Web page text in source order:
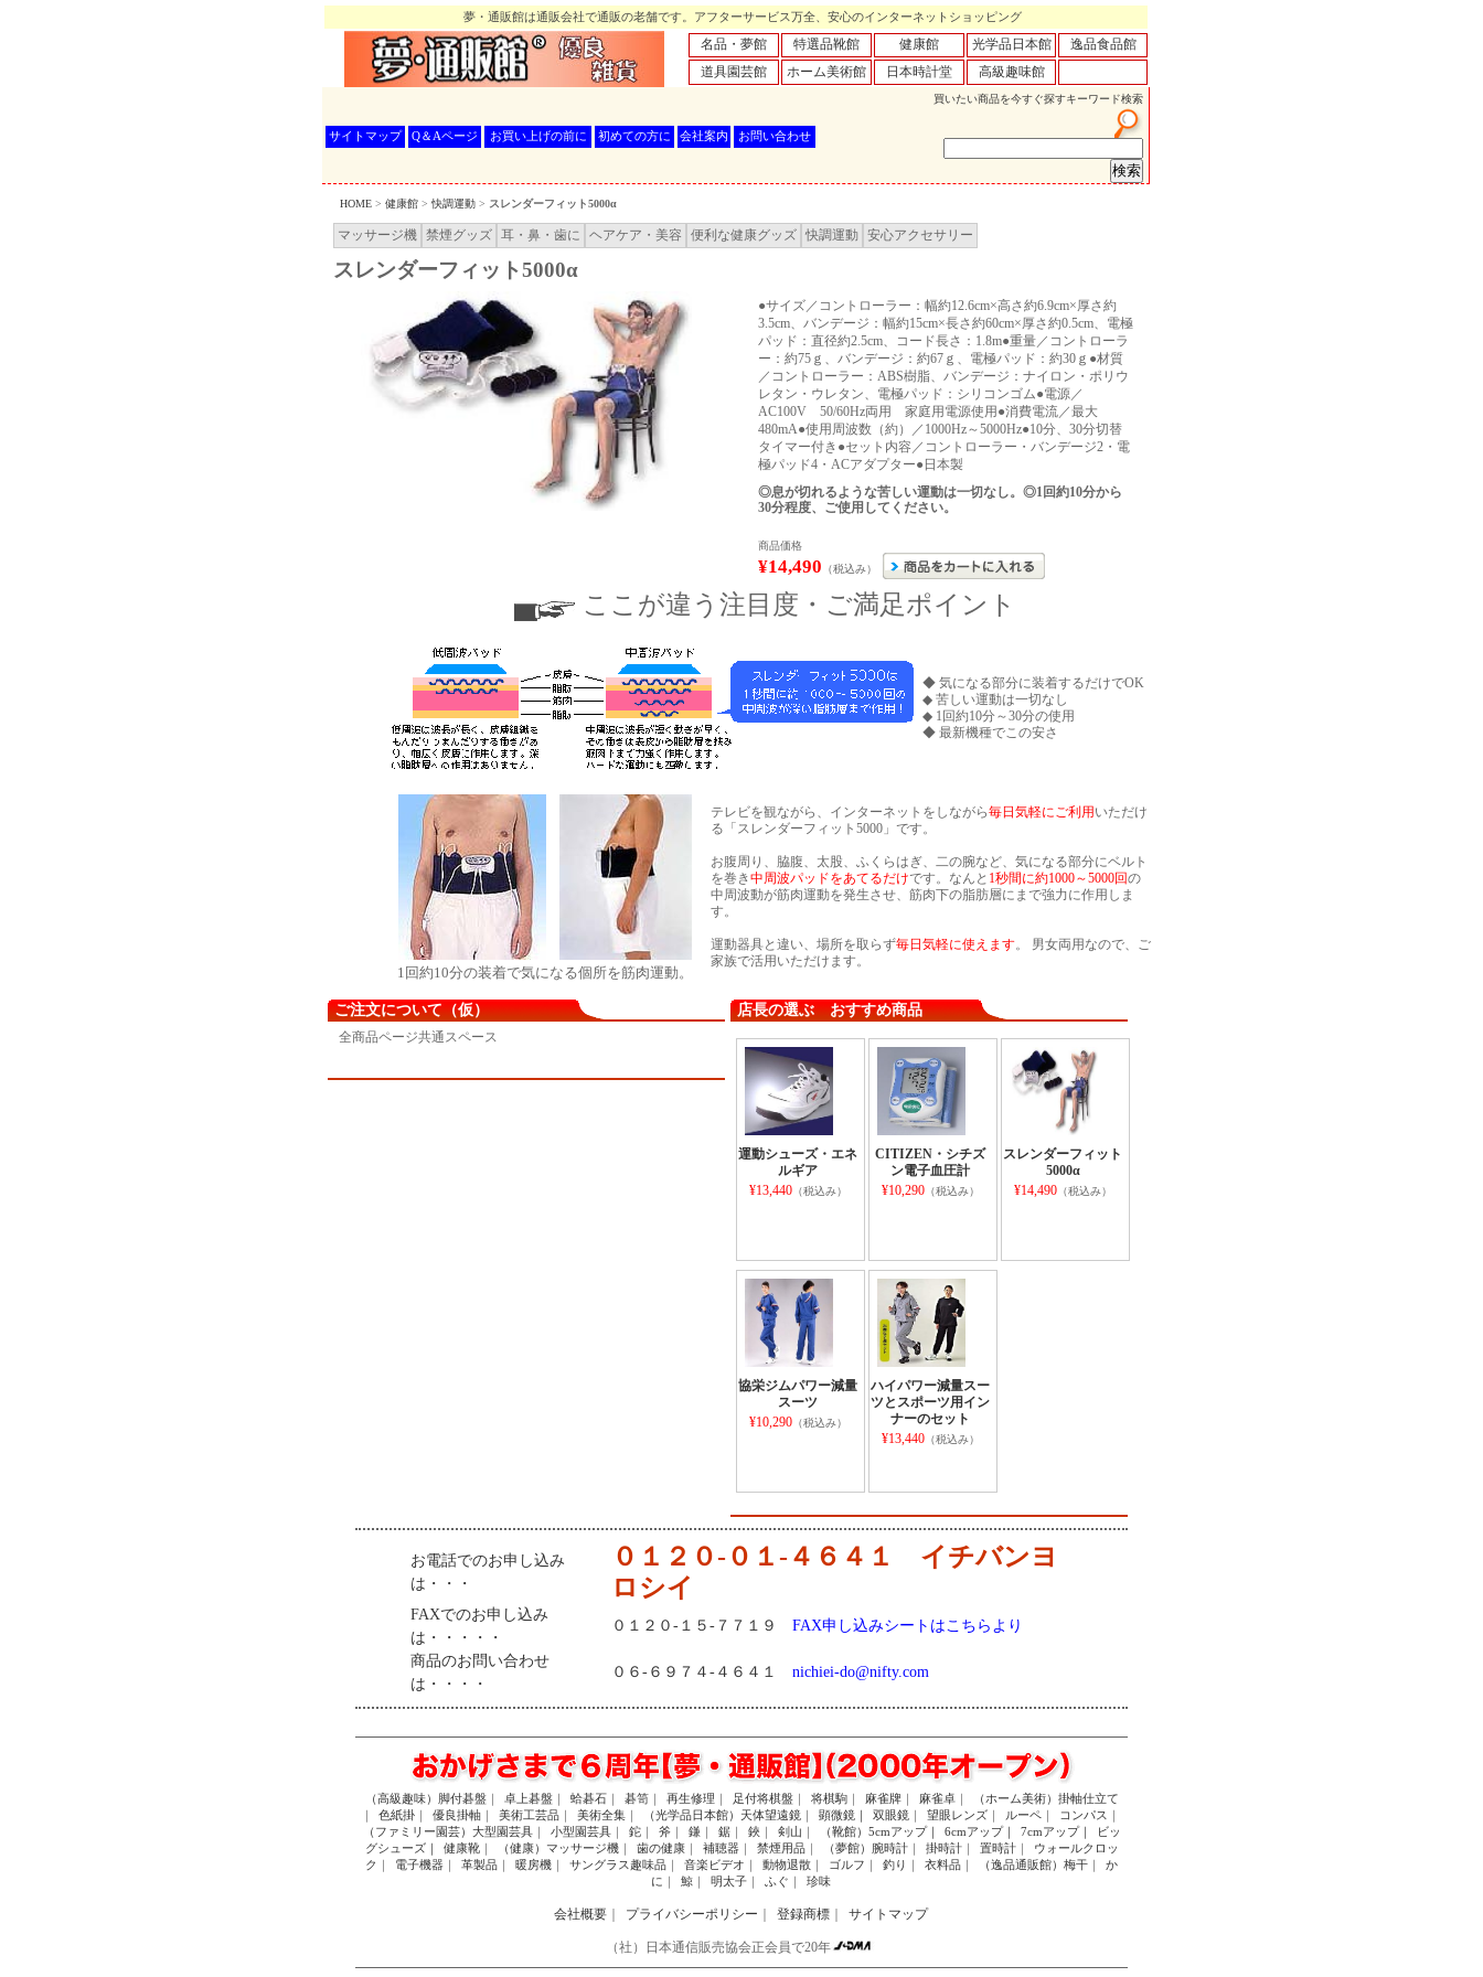
夢・通販館は通販会社で通販の老舗です。アフターサービス万全、安心のインターネットショッピング
名品・夢館 特選品靴館 健康館 光学品日本館
逸品食品館
道具園芸館
ホーム美術館 日本時計堂 高級趣味館
サイトマップ Q＆Aページ お買い上げの前に 初めての方に 会社案内 お問い合わせ
買いたい商品を今すぐ探すキーワード検索
HOME > 健康館 > 快調運動 > スレンダーフィット5000α
マッサージ機 禁煙グッズ 耳・鼻・歯に ヘアケア・美容 便利な健康グッズ 快調運動 安心アクセサリー
スレンダーフィット5000α
●サイズ／コントローラー：幅約12.6cm×高さ約6.9cm×厚さ約
3.5cm、バンデージ：幅約15cm×長さ約60cm×厚さ約0.5cm、電極
パッド：直径約2.5cm、コード長さ：1.8m●重量／コントローラ
ー：約75ｇ、バンデージ：約67ｇ、電極パッド：約30ｇ●材質
／コントローラー：ABS樹脂、バンデージ：ナイロン・ポリウ
レタン・ウレタン、電極パッド：シリコンゴム●電源／
AC100V 50/60Hz両用 家庭用電源使用●消費電流／最大
480mA●使用周波数（約）／1000Hz～5000Hz●10分、30分切替
タイマー付き●セット内容／コントローラー・バンデージ2・電
極パッド4・ACアダプター●日本製
◎息が切れるような苦しい運動は一切なし。◎1回約10分から
30分程度、ご使用してください。
商品価格
¥14,490 （税込み）
ここが違う注目度・ご満足ポイント
◆ 気になる部分に装着するだけでOK
◆ 苦しい運動は一切なし
◆ 1回約10分～30分の使用
◆ 最新機種でこの安さ
1回約10分の装着で気になる個所を筋肉運動。
テレビを観ながら、インターネットをしながら毎日気軽にご利用 いただけ
る「スレンダーフィット5000」です。
お腹周り、脇腹、太股、ふくらはぎ、二の腕など、気になる部分にベルト
を巻き中周波パッドをあてるだけです。なんと 1秒間に約1000～5000回の
中周波動が筋肉運動を発生させ、筋肉下の脂肪層にまで強力に作用しま
す。
運動器具と違い、場所を取らず毎日気軽に使えます。 男女両用なので、ご
家族で活用いただけます。
ご注文について（仮）
全商品ページ共通スペース
店長の選ぶ おすすめ商品
運動シューズ・エネ
ルギア
¥13,440（税込み）
CITIZEN・シチズ
ン電子血圧計
¥10,290（税込み）
スレンダーフィット
5000α
¥14,490（税込み）
協栄ジムパワー減量
スーツ
¥10,290（税込み）
ハイパワー減量スー
ツとスポーツ用イン
ナーのセット
¥13,440（税込み）
お電話でのお申し込み
は・・・
０１２０-０１-４６４１ イチバンヨ
ロシイ
FAXでのお申し込み
は・・・・・
０１２０-１５-７７１９ FAX申し込みシートはこちらより
商品のお問い合わせ
は・・・・
０６-６９７４-４６４１ nichiei-do@nifty.com
（高級趣味）脚付碁盤｜ 卓上碁盤｜ 蛤碁石｜ 碁笥｜ 再生修理 ｜ 足付将棋盤｜ 将棋駒｜ 麻雀牌｜ 麻雀卓｜
（ホーム美術）掛軸仕立て
｜
色紙掛 ｜ 優良掛軸 ｜ 美術工芸品 ｜ 美術全集 ｜ （光学品日本館）天体望遠鏡 ｜ 顕微鏡｜ 双眼鏡 ｜ 望眼レンズ ｜ ルーペ ｜ コンパス ｜
（ファミリー園芸）大型園芸具｜ 小型園芸具｜ 鉈｜ 斧｜ 鎌 ｜ 鋸｜ 鋏 ｜ 剣山 ｜ （靴館）5cmアップ｜ 6cmアップ｜ 7cmアップ｜
ビッ
グシューズ｜
健康靴｜ （健康）マッサージ機｜ 歯の健康｜ 補聴器｜ 禁煙用品｜ （夢館）腕時計｜ 掛時計｜ 置時計｜
ウォールクロッ
ク ｜ 電子機器 ｜ 革製品 ｜ 暖房機 ｜ サングラス趣味品 ｜ 音楽ビデオ ｜ 動物退散 ｜ ゴルフ ｜ 釣り ｜ 衣料品 ｜ （逸品通販館）梅干 ｜
か
に ｜ 鯨｜ 明太子｜ ふぐ ｜ 珍味
会社概要｜ プライバシーポリシー 登録商標｜ サイトマップ
（社）日本通信販売協会正会員で20年